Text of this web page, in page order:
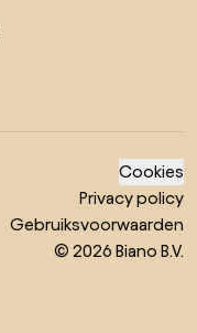
Cookies
Privacy policy
Gebruiksvoorwaarden
© 2026 Biano B.V.